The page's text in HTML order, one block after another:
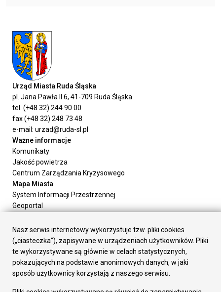
Urząd Miasta Ruda Śląska
pl. Jana Pawła II 6, 41-709 Ruda Śląska
tel. (+48 32) 244 90 00
fax (+48 32) 248 73 48
e-mail: urzad@ruda-sl.pl
Ważne informacje
Komunikaty
Jakość powietrza
Centrum Zarządzania Kryzysowego
Mapa Miasta
System Informacji Przestrzennej
Geoportal
Załatw sprawę
Prezydent Miasta
Rada Miasta
Wydziały
Elektroniczna Skrzynka Podawcza
Nasz serwis internetowy wykorzystuje tzw. pliki cookies
(„ciasteczka”), zapisywane w urządzeniach użytkowników. Pliki
te wykorzystywane są głównie w celach statystycznych,
pokazujących na podstawie anonimowych danych, w jaki
sposób użytkownicy korzystają z naszego serwisu.